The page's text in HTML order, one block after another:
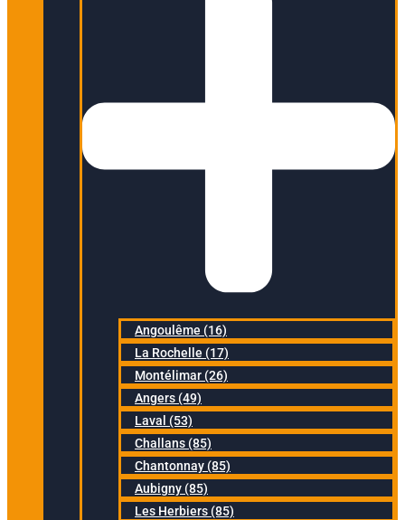
Angoulême (16)
La Rochelle (17)
Montélimar (26)
Angers (49)
Laval (53)
Challans (85)
Chantonnay (85)
Aubigny (85)
Les Herbiers (85)